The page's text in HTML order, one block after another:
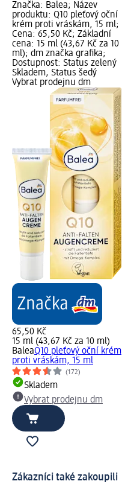
Značka: Balea; Název
produktu: Q10 pleťový oční
krém proti vráskám, 15 ml;
Cena: 65,50 Kč; Základní
cena: 15 ml (43,67 Kč za 10
ml); dm značka grafika;
Dostupnost: Status zelený
Skladem, Status šedý
Vybrat prodejnu dm
65,50 Kč
15 ml (43,67 Kč za 10 ml)
BaleaQ10 pleťový oční krém
proti vráskám, 15 ml
(172)
Skladem
Vybrat prodejnu dm
Zákazníci také zakoupili